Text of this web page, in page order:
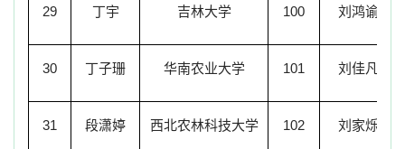
29 丁宇 吉林大学 100 刘鸿谕
30 丁子珊 华南农业大学 101 刘佳凡
31 段潇婷 西北农林科技大学 102 刘家烁